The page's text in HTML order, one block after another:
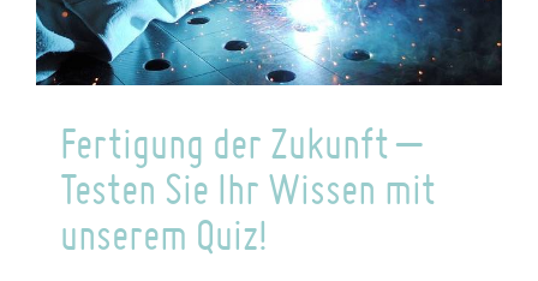
Fertigung der Zukunft –
Testen Sie Ihr Wissen mit
unserem Quiz!